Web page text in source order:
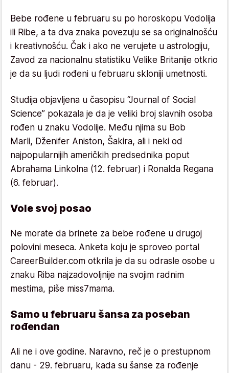
Bebe rođene u februaru su po horoskopu Vodolija
ili Ribe, a ta dva znaka povezuju se sa originalnošću
i kreativnošću. Čak i ako ne verujete u astrologiju,
Zavod za nacionalnu statistiku Velike Britanije otkrio
je da su ljudi rođeni u februaru skloniji umetnosti.
Studija objavljena u časopisu “Journal of Social
Science” pokazala je da je veliki broj slavnih osoba
rođen u znaku Vodolije. Među njima su Bob
Marli, Dženifer Aniston, Šakira, ali i neki od
najpopularnijih američkih predsednika poput
Abrahama Linkolna (12. februar) i Ronalda Regana
(6. februar).
Vole svoj posao
Ne morate da brinete za bebe rođene u drugoj
polovini meseca. Anketa koju je sproveo portal
CareerBuilder.com otkrila je da su odrasle osobe u
znaku Riba najzadovoljnije na svojim radnim
mestima, piše miss7mama.
Samo u februaru šansa za poseban
rođendan
Ali ne i ove godine. Naravno, reč je o prestupnom
danu - 29. februaru, kada su šanse za rođenje